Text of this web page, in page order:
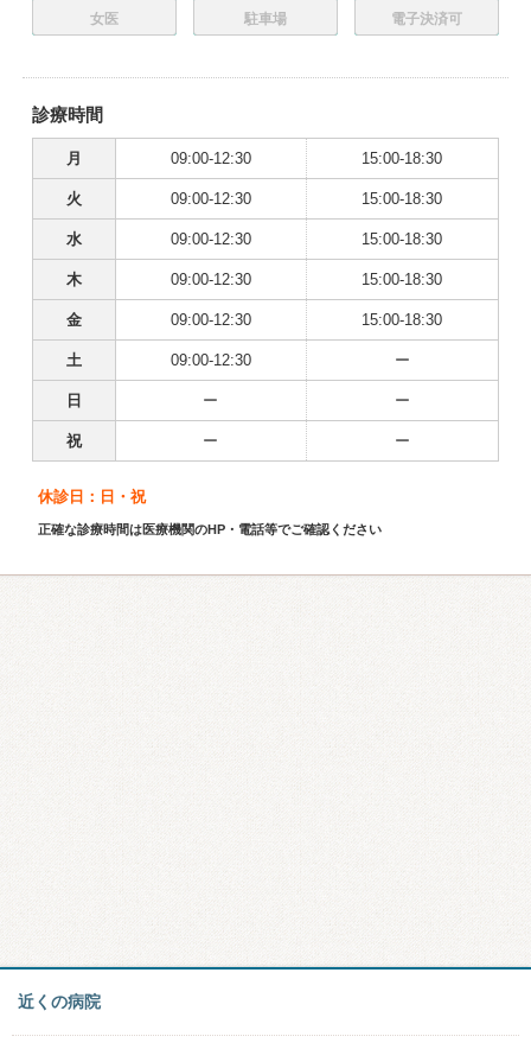
女医 駐車場 電子決済可
診療時間
月 09:00-12:30 15:00-18:30
火 09:00-12:30 15:00-18:30
水 09:00-12:30 15:00-18:30
木 09:00-12:30 15:00-18:30
金 09:00-12:30 15:00-18:30
土 09:00-12:30 ー
日 ー ー
祝 ー ー
休診日：日・祝
正確な診療時間は医療機関のHP・電話等でご確認ください
近くの病院